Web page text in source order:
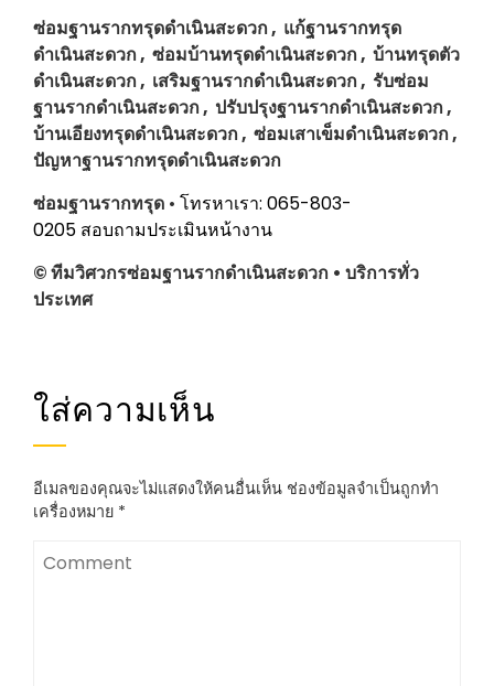
ซ่อมฐานรากทรุดดำเนินสะดวก , แก้ฐานรากทรุด
ดำเนินสะดวก , ซ่อมบ้านทรุดดำเนินสะดวก , บ้านทรุดตัว
ดำเนินสะดวก , เสริมฐานรากดำเนินสะดวก , รับซ่อม
ฐานรากดำเนินสะดวก , ปรับปรุงฐานรากดำเนินสะดวก ,
บ้านเอียงทรุดดำเนินสะดวก , ซ่อมเสาเข็มดำเนินสะดวก ,
ปัญหาฐานรากทรุดดำเนินสะดวก
ซ่อมฐานรากทรุด • โทรหาเรา: 065-803-
0205 สอบถามประเมินหน้างาน
© ทีมวิศวกรซ่อมฐานรากดำเนินสะดวก • บริการทั่ว
ประเทศ
ใส่ความเห็น
อีเมลของคุณจะไม่แสดงให้คนอื่นเห็น ช่องข้อมูลจำเป็นถูกทำ
เครื่องหมาย *